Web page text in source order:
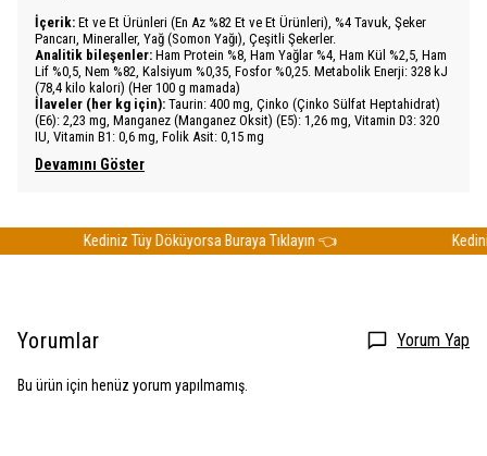
İçerik: Et ve Et Ürünleri (En Az %82 Et ve Et Ürünleri), %4 Tavuk, Şeker
Pancarı, Mineraller, Yağ (Somon Yağı), Çeşitli Şekerler.
Analitik bileşenler: Ham Protein %8, Ham Yağlar %4, Ham Kül %2,5, Ham
Lif %0,5, Nem %82, Kalsiyum %0,35, Fosfor %0,25. Metabolik Enerji: 328 kJ
(78,4 kilo kalori) (Her 100 g mamada)
İlaveler (her kg için): Taurin: 400 mg, Çinko (Çinko Sülfat Heptahidrat)
(E6): 2,23 mg, Manganez (Manganez Oksit) (E5): 1,26 mg, Vitamin D3: 320
IU, Vitamin B1: 0,6 mg, Folik Asit: 0,15 mg
Devamını Göster
Kediniz Tüy Döküyorsa Buraya Tıklayın 👈 Kediniz
Yorumlar Yorum Yap
Bu ürün için henüz yorum yapılmamış.